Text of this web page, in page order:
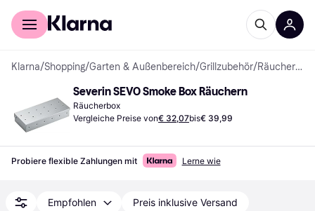
Für Shopper
Klarna/Shopping/Garten & Außenbereich/Grillzubehör/ Räucherboxen
Severin SEVO Smoke Box Räuchern
Räucherbox
Vergleiche Preise von€ 32,07bis€ 39,99
Probiere flexible Zahlungen mit Lerne wie
Empfohlen Preis inklusive Versand